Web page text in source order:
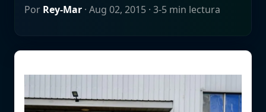
Por Rey-Mar · Aug 02, 2015 · 3-5 min lectura